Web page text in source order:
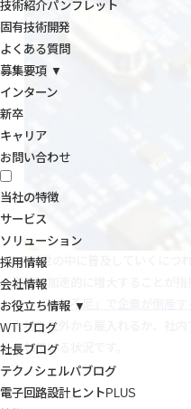
技術紹介パンフレット
固有技術開発
よくある質問
募集要項 ▼
インターン
新卒
キャリア
お問い合わせ
当社の特徴
サービス
ソリューション
採用情報
会社情報
お役立ち情報 ▼
WTIブログ
社長ブログ
テクノシェルパブログ
電子回路設計ヒントPLUS
IoTが世の中に普及していくにつ
渇感は加速的に増大することが指
⇒「人材不足」で企業が倒産す
人材を社外から雇入れるか、社内
られている状況です。
続きを読む→